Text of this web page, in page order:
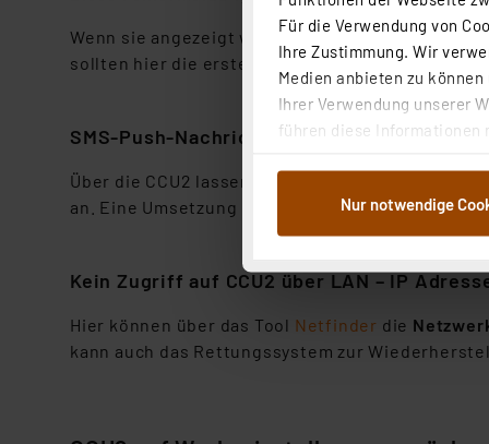
Für die Verwendung von
Ihre Zustimmung. Wir
Medien anbieten zu
Ihrer Verwendung unserer
führen diese Informationen
Weiterverarbeitung für die
Abs.1a DSG-VO) zu. Eine
ganz oder teilweise
Auswertung und Analyse
dazu führen, dass die
Nur notwendige
Wenn sie angezeigt wird, ist einfür das System
sollten hier die erstellten Zentralenprogramme
SMS-Push-Nachricht bei Rauchmelder-
Über die CCU2 lassen sich auch Skripte zur
an. Eine Umsetzung kann beispielhaft hier
Kein Zugriff auf CCU2 über LAN – IP
Hier können über das Tool Netfinder die
kann auch das Rettungssystem zur